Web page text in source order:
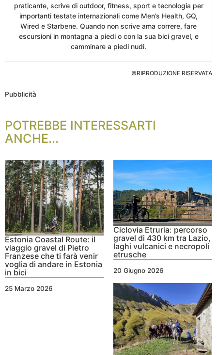
praticante, scrive di outdoor, fitness, sport e tecnologia per
importanti testate internazionali come Men’s Health, GQ,
Wired e Starbene. Quando non scrive ama correre, fare
escursioni in montagna a piedi o con la sua bici gravel, e
camminare a piedi nudi.
©RIPRODUZIONE RISERVATA
Pubblicità
POTREBBE INTERESSARTI
ANCHE...
Estonia Coastal Route: il
viaggio gravel di Pietro
Franzese che ti farà venir
voglia di andare in Estonia
in bici
25 Marzo 2026
Ciclovia Etruria: percorso
gravel di 430 km tra Lazio,
laghi vulcanici e necropoli
etrusche
20 Giugno 2026